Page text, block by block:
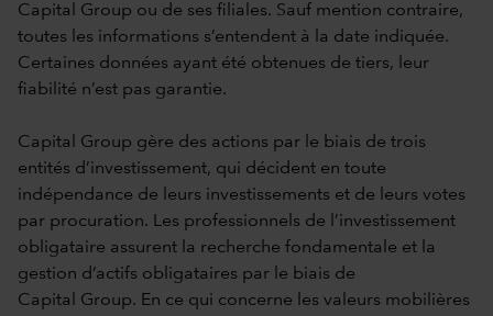
Capital Group ou de ses filiales. Sauf mention contraire,
toutes les informations s’entendent à la date indiquée.
Certaines données ayant été obtenues de tiers, leur
fiabilité n’est pas garantie.
Capital Group gère des actions par le biais de trois
entités d’investissement, qui décident en toute
indépendance de leurs investissements et de leurs votes
par procuration. Les professionnels de l’investissement
obligataire assurent la recherche fondamentale et la
gestion d’actifs obligataires par le biais de
Capital Group. En ce qui concerne les valeurs mobilières